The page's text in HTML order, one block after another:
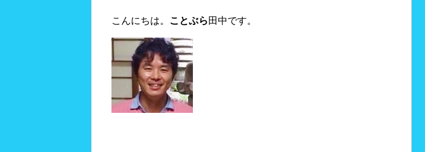
こんにちは。 ことぶら 田中です。